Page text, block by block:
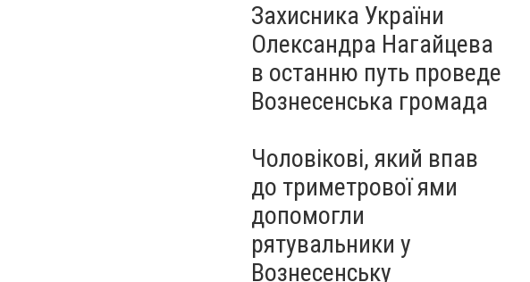
Захисника України
Олександра Нагайцева
в останню путь проведе
Вознесенська громада
Чоловікові, який впав
до триметрової ями
допомогли
рятувальники у
Вознесенську